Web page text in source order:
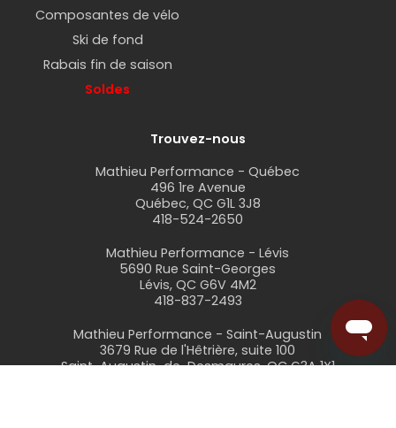
Composantes de vélo
Ski de fond
Rabais fin de saison
Soldes
Trouvez-nous
Mathieu Performance - Québec
496 1re Avenue
Québec, QC G1L 3J8
418-524-2650
Mathieu Performance - Lévis
5690 Rue Saint-Georges
Lévis, QC G6V 4M2
418-837-2493
Mathieu Performance - Saint-Augustin
3679 Rue de l'Hêtrière, suite 100
Saint-Augustin-de-Desmaures, QC G3A 1X1